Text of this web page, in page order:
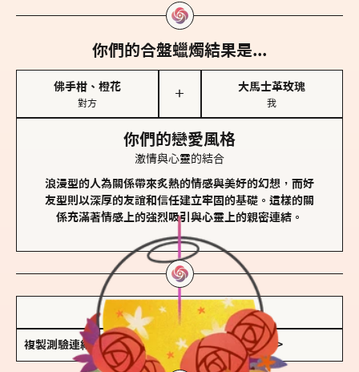
你們的合盤蠟燭結果是...
佛手柑、橙花
對方
＋
大馬士革玫瑰
我
你們的戀愛風格
激情與心靈的結合
浪漫型的人為關係帶來炙熱的情感與美好的幻想，而好
友型則以深厚的友誼和信任建立牢固的基礎。這樣的關
係充滿著情感上的強烈吸引與心靈上的親密連結。
儲存我的結果圖
複製測驗連結 查看香氛類型全解析 >>>